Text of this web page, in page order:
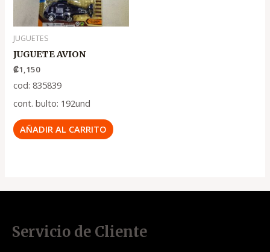
JUGUETES
JUGUETE AVION
₡1,150
cod: 835839
cont. bulto: 192und
AÑADIR AL CARRITO
Servicio de Cliente